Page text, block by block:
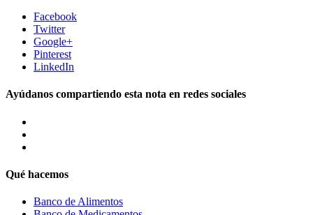
Facebook
Twitter
Google+
Pinterest
LinkedIn
Ayúdanos compartiendo esta nota en redes sociales
Qué hacemos
Banco de Alimentos